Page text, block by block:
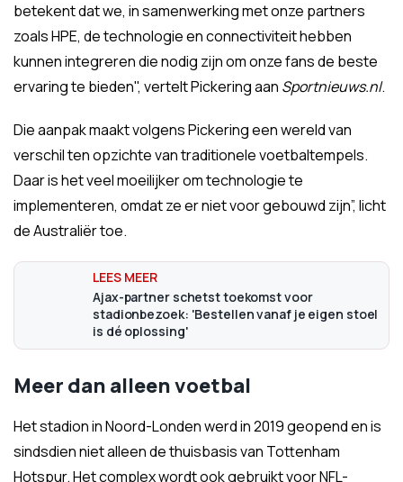
betekent dat we, in samenwerking met onze partners
zoals HPE, de technologie en connectiviteit hebben
kunnen integreren die nodig zijn om onze fans de beste
ervaring te bieden", vertelt Pickering aan Sportnieuws.nl.
Die aanpak maakt volgens Pickering een wereld van
verschil ten opzichte van traditionele voetbaltempels.
Daar is het veel moeilijker om technologie te
implementeren, omdat ze er niet voor gebouwd zijn”, licht
de Australiër toe.
Ajax-partner schetst toekomst voor
stadionbezoek: 'Bestellen vanaf je eigen stoel
is dé oplossing'
Meer dan alleen voetbal
Het stadion in Noord-Londen werd in 2019 geopend en is
sindsdien niet alleen de thuisbasis van Tottenham
Hotspur. Het complex wordt ook gebruikt voor NFL-